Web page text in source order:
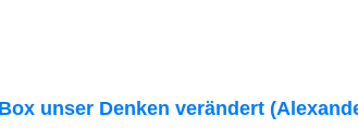
unser Denken verändert